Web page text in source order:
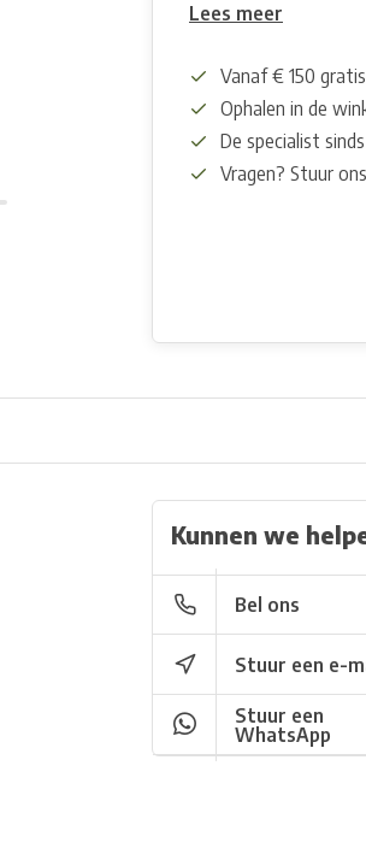
Lees meer
Vanaf € 150
Ophalen in de
De specialist
Vragen? Stuur
Kunnen we
Bel ons
Stuur een e-
Stuur een
WhatsApp